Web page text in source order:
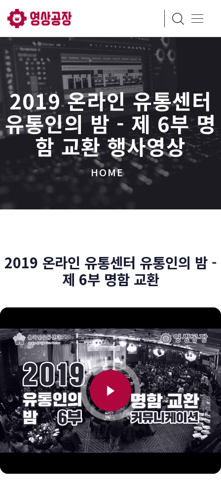
2019 온라인 유통센터
유통인의 밤 - 제 6부 명
함 교환 행사영상
HOME
2019 온라인 유통센터 유통인의 밤 -
제 6부 명함 교환